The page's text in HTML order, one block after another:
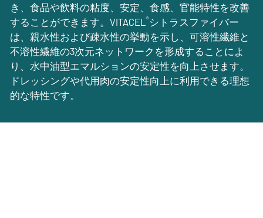
き、食品や飲料の粘度、安定、食感、官能特性を改善
することができます。VITACEL ®シトラスファイバー
は、親水性および疎水性の挙動を示し、可溶性繊維と
不溶性繊維の3次元ネットワークを形成することによ
り、水中油型エマルションの安定性を向上させます。
ドレッシングや代用肉の安定性向上に利用できる理想
的な特性です。